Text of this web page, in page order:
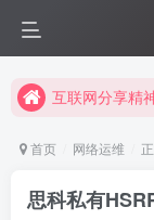
木马屋博客正
互联网分享精
首页 网络运维
思科私有